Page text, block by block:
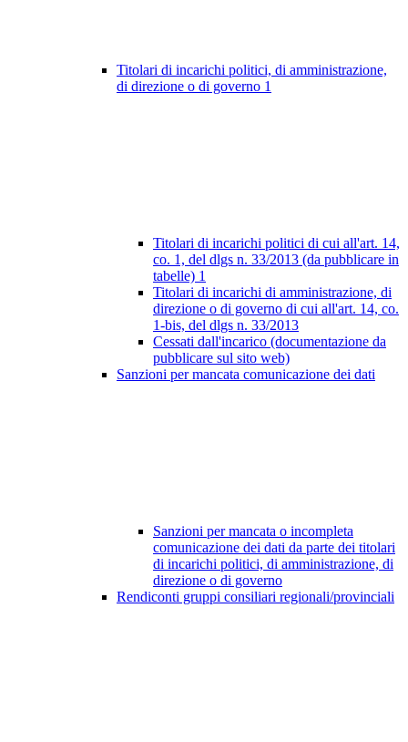
Titolari di incarichi politici, di amministrazione,
di direzione o di governo 1
Titolari di incarichi politici di cui all'art. 14,
co. 1, del dlgs n. 33/2013 (da pubblicare in
tabelle) 1
Titolari di incarichi di amministrazione, di
direzione o di governo di cui all'art. 14, co.
1-bis, del dlgs n. 33/2013
Cessati dall'incarico (documentazione da
pubblicare sul sito web)
Sanzioni per mancata comunicazione dei dati
Sanzioni per mancata o incompleta
comunicazione dei dati da parte dei titolari
di incarichi politici, di amministrazione, di
direzione o di governo
Rendiconti gruppi consiliari regionali/provinciali